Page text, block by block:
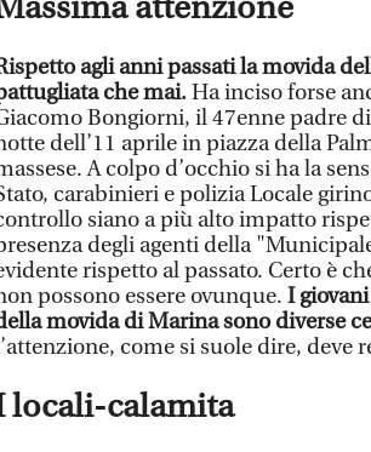
attenzione
agli anni passati la movida
che mai.Ha inciso forse
Bongiorni, il 47enne padre
dell’11 aprile in piazza della
A colpo d’occhio si ha la
carabinieri e polizia Locale
siano a più alto impatto
degli agenti della
rispetto al passato. Certo è
possono essere ovunque. I
movida di Marina sono diverse
come si suole dire, deve
locali-calamita